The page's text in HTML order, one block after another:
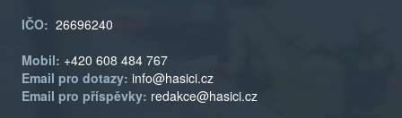
IČO: 26696240
Mobil: +420 608 484 767
Email pro dotazy: info@hasici.cz
Email pro příspěvky: redakce@hasici.cz